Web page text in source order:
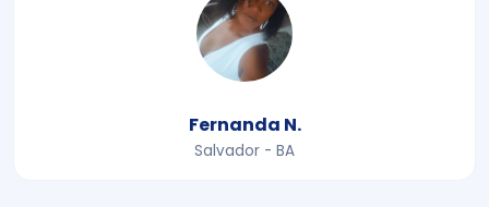
Fernanda N.
Salvador - BA